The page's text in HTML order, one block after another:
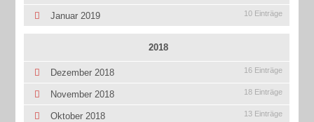
Januar 2019 10 Einträge
2018
Dezember 2018 16 Einträge
November 2018 18 Einträge
Oktober 2018 13 Einträge